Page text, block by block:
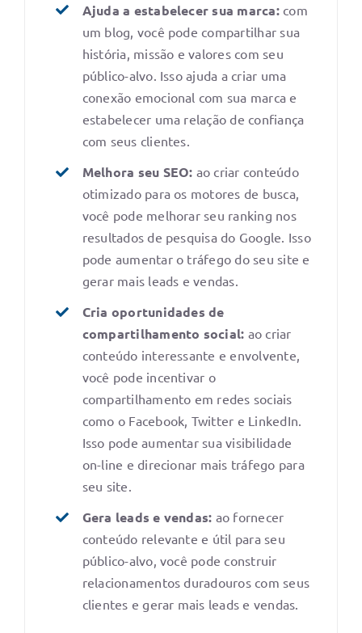
Ajuda a estabelecer sua marca:com
um blog, você pode compartilhar sua
história, missão e valores com seu
público-alvo. Isso ajuda a criar uma
conexão emocional com sua marca e
estabelecer uma relação de confiança
com seus clientes.
Melhora seu SEO: ao criar conteúdo
otimizado para os motores de busca,
você pode melhorar seu ranking nos
resultados de pesquisa do Google. Isso
pode aumentar o tráfego do seu site e
gerar mais leads e vendas.
Cria oportunidades de
compartilhamento social: ao criar
conteúdo interessante e envolvente,
você pode incentivar o
compartilhamento em redes sociais
como o Facebook, Twitter e LinkedIn.
Isso pode aumentar sua visibilidade
on-line e direcionar mais tráfego para
seu site.
Gera leads e vendas: ao fornecer
conteúdo relevante e útil para seu
público-alvo, você pode construir
relacionamentos duradouros com seus
clientes e gerar mais leads e vendas.